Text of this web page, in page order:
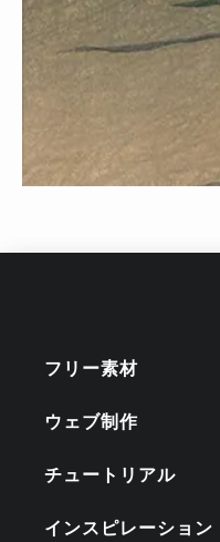
フリー素材
ウェブ制作
チュートリアル
インスピレーション